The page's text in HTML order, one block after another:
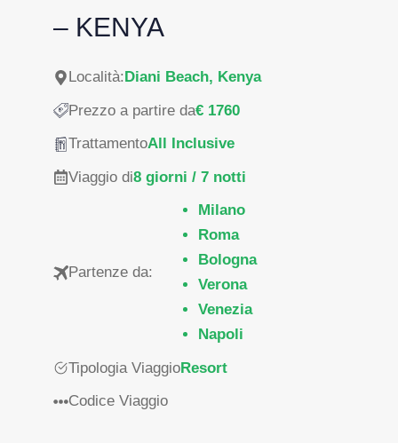
– KENYA
Località:Diani Beach, Kenya
Prezzo a partire da€ 1760
TrattamentoAll Inclusive
Viaggio di8 giorni / 7 notti
Partenze da:
Milano
Roma
Bologna
Verona
Venezia
Napoli
Tipologia ViaggioResort
Codice Viaggio